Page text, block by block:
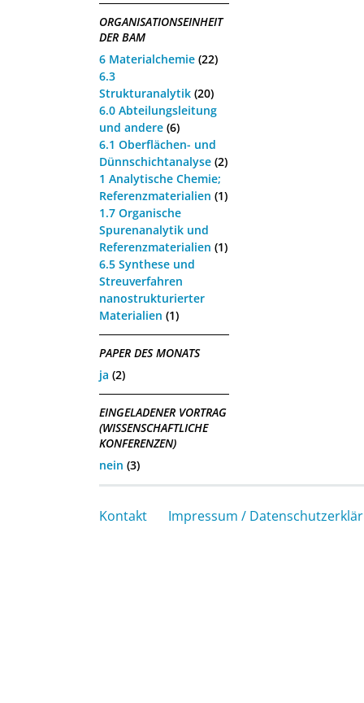
ORGANISATIONSEINHEIT
DER BAM
6 Materialchemie (22)
6.3
Strukturanalytik (20)
6.0 Abteilungsleitung
und andere (6)
6.1 Oberflächen- und
Dünnschichtanalyse (2)
1 Analytische Chemie;
Referenzmaterialien (1)
1.7 Organische
Spurenanalytik und
Referenzmaterialien (1)
6.5 Synthese und
Streuverfahren
nanostrukturierter
Materialien (1)
PAPER DES MONATS
ja (2)
EINGELADENER VORTRAG
(WISSENSCHAFTLICHE
KONFERENZEN)
nein (3)
Kontakt Impressum /